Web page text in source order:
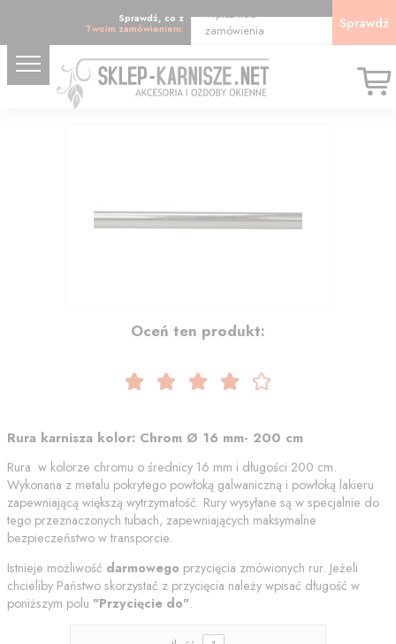
Sprawdź, co z
Twoim zamówieniem:
Wpisz kod
zamówienia
Sprawdź
Oceń ten produkt:
Rura karnisza kolor: Chrom Ø 16 mm- 200 cm
Rura w kolorze chromu o średnicy 16 mm i długości 200 cm.
Wykonana z metalu pokrytego powłoką galwaniczną i powłoką lakieru
zapewniającą większą wytrzymałość. Rury wysyłane są w specjalnie do
tego przeznaczonych tubach, zapewniających maksymalne
bezpieczeństwo w transporcie.
Istnieje możliwość darmowego przycięcia zmówionych rur. Jeżeli
chcieliby Państwo skorzystać z przycięcia należy wpisać długość w
poniższym polu "Przycięcie do".